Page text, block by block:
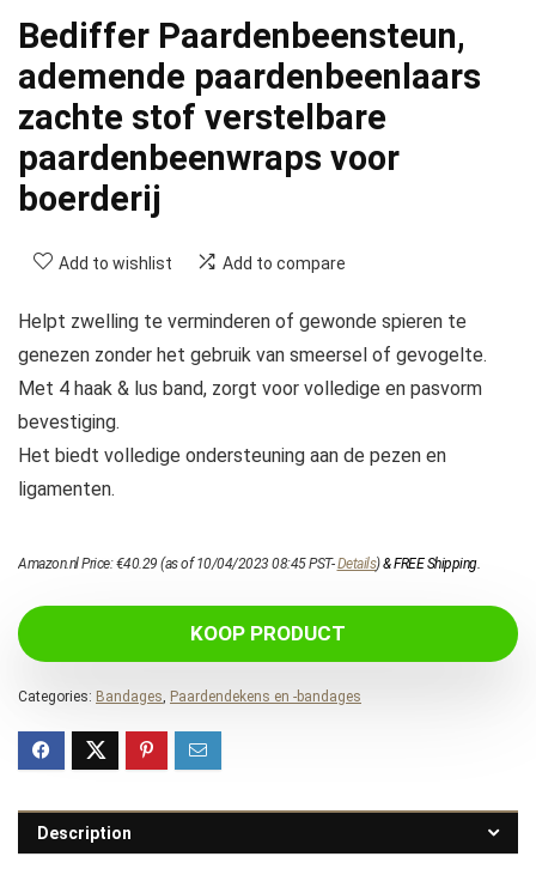
Bediffer Paardenbeensteun,
ademende paardenbeenlaars
zachte stof verstelbare
paardenbeenwraps voor
boerderij
Add to wishlist Add to compare
Helpt zwelling te verminderen of gewonde spieren te
genezen zonder het gebruik van smeersel of gevogelte.
Met 4 haak & lus band, zorgt voor volledige en pasvorm
bevestiging.
Het biedt volledige ondersteuning aan de pezen en
ligamenten.
Amazon.nl Price:€40.29 (as of 10/04/2023 08:45 PST-Details)&FREE Shipping.
KOOP PRODUCT
Categories: Bandages Paardendekens en -bandages
Description